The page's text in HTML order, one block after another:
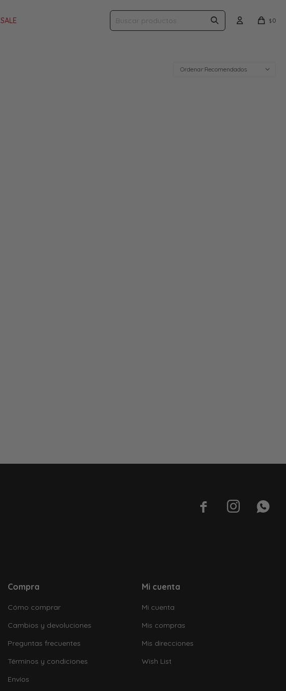
SALE $0
Recomendados
  
Compra
Cómo comprar
Cambios y devoluciones
Preguntas frecuentes
Términos y condiciones
Envíos
Mi cuenta
Mi cuenta
Mis compras
Mis direcciones
Wish List